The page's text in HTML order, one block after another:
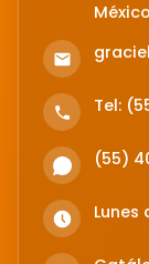
México
Tel:
(55)
Lunes